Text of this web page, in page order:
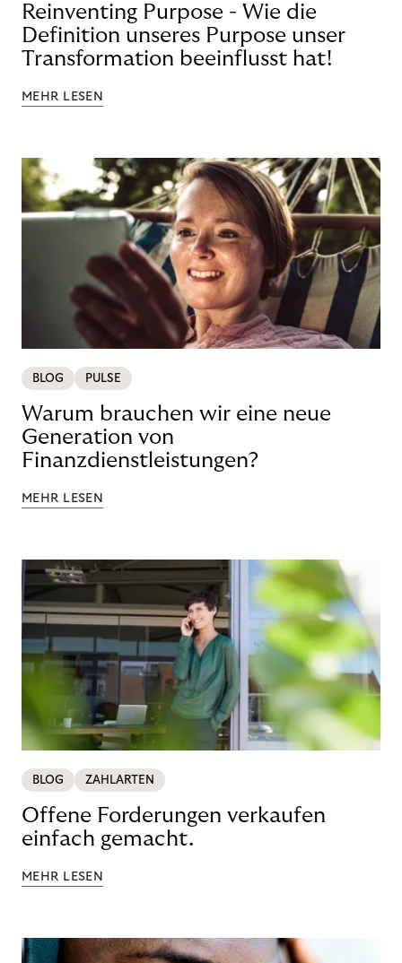
Reinventing Purpose - Wie die
Definition unseres Purpose unser
Transformation beeinflusst hat!
MEHR LESEN
BLOG PULSE
Warum brauchen wir eine neue
Generation von
Finanzdienstleistungen?
MEHR LESEN
BLOG ZAHLARTEN
Offene Forderungen verkaufen
einfach gemacht.
MEHR LESEN